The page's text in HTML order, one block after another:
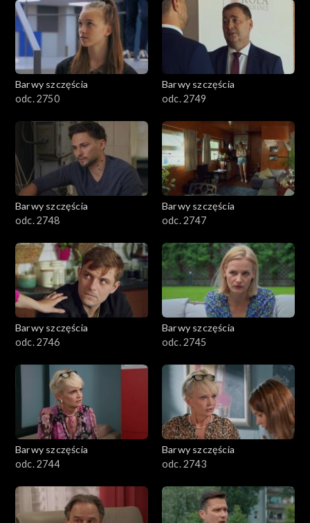
Barwy szczęścia
odc. 2750
Barwy szczęścia
odc. 2749
Barwy szczęścia
odc. 2748
Barwy szczęścia
odc. 2747
Barwy szczęścia
odc. 2746
Barwy szczęścia
odc. 2745
Barwy szczęścia
odc. 2744
Barwy szczęścia
odc. 2743